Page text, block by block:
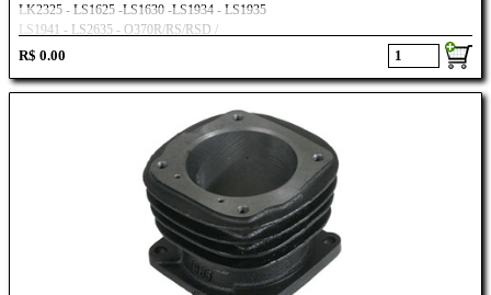
LK2325 - LS1625 -LS1630 -LS1934 - LS1935
LS1941 - LS2635 - O370R/RS/RSD /
O371RS/RSD/RSL/SRE/U/UL/UP/OF1730
R$ 0.00